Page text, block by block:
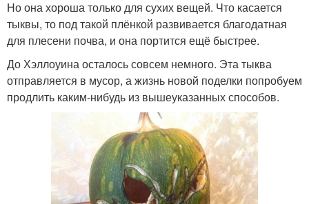
Но она хороша только для сухих вещей. Что касается
тыквы, то под такой плёнкой развивается благодатная
для плесени почва, и она портится ещё быстрее.
До Хэллоуина осталось совсем немного. Эта тыква
отправляется в мусор, а жизнь новой поделки попробуем
продлить каким-нибудь из вышеуказанных способов.